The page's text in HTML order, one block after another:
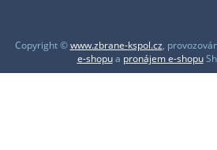
Copyright ©www.zbrane-kspol.cz,
e-shopua pronájem e-shopu